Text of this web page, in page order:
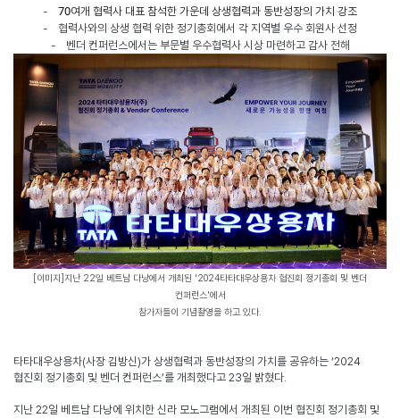
- 70여개 협력사 대표 참석한 가운데 상생협력과 동반성장의 가치 강조
-
협력사와의 상생 협력 위한 정기총회에서 각 지역별 우수 회원사 선정
-
벤더 컨퍼런스에서는 부문별 우수협력사 시상 마련하고 감사 전해
이미지 지난 22일 베트남 다낭에서 개최된 '2024타타대우상용차 협진회 정기총회 및 벤더
컨퍼런스'에서
참가자들이 기념촬영을 하고 있다.
타타대우상용차(사장 김방신)가 상생협력과 동반성장의 가치를 공유하는 ‘2024
협진회 정기총회 및 벤더 컨퍼런스’를 개최했다고 23일 밝혔다.
지난 22일 베트남 다낭에 위치한 신라 모노그램에서 개최된 이번 협진회 정기총회 및